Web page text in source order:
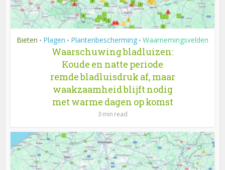
Bieten • Plagen • Plantenbescherming • Waarnemingsvelden
Waarschuwing bladluizen:
Koude en natte periode
remde bladluisdruk af, maar
waakzaamheid blijft nodig
met warme dagen op komst
3 min read